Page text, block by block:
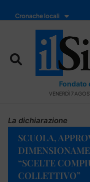
Cronache locali
Fondato
VENERDÌ 7
La dichiarazione
SCUOLA,
“SCELTE
COLLETTIVO”